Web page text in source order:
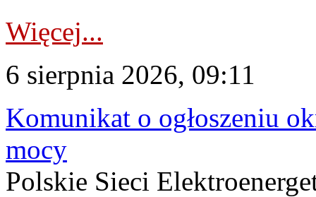
Więcej...
6 sierpnia 2026, 09:11
Komunikat o ogłoszeniu
mocy
Polskie Sieci